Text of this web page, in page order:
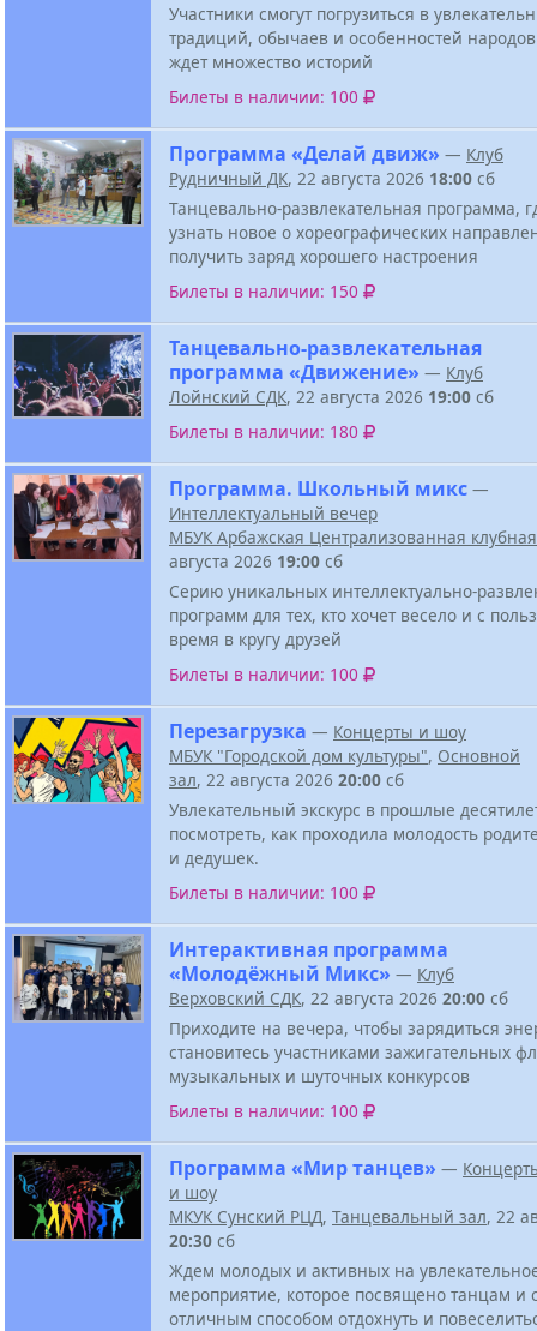
Участники смогут погрузиться в
традиций, обычаев и особенностей
ждет множество историй
Билеты в наличии: 100
Программа «Делай движ» — Клуб
Рудничный ДК, 22 августа 2026 18:00 сб
Танцевально-развлекательная программа,
узнать новое о хореографических
получить заряд хорошего настроения
Билеты в наличии: 150
Танцевально-развлекательная
программа «Движение» — Клуб
Лойнский СДК, 22 августа 2026 19:00 сб
Билеты в наличии: 180
Программа. Школьный микс —
Интеллектуальный вечер
МБУК Арбажская Централизованная
августа 2026 19:00 сб
Серию уникальных интеллектуально-
программ для тех, кто хочет весело и с
время в кругу друзей
Билеты в наличии: 100
Перезагрузка — Концерты и шоу
МБУК "Городской дом культуры", Основной
зал, 22 августа 2026 20:00 сб
Увлекательный экскурс в прошлые
посмотреть, как проходила молодость
и дедушек.
Билеты в наличии: 100
Интерактивная программа
«Молодёжный Микс» — Клуб
Верховский СДК, 22 августа 2026 20:00 сб
Приходите на вечера, чтобы зарядиться
становитесь участниками зажигательных
музыкальных и шуточных конкурсов
Билеты в наличии: 100
Программа «Мир танцев» —
и шоу
МКУК Сунский РЦД, Танцевальный зал, 22
20:30 сб
Ждем молодых и активных на
мероприятие, которое посвящено танцам и
отличным способом отдохнуть и